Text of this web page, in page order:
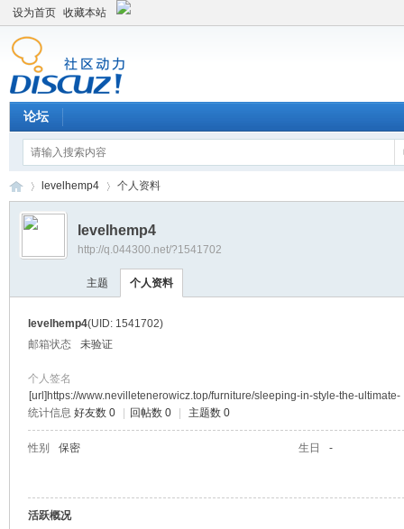
设为首页 收藏本站
论坛
›
levelhemp4 个人资料
levelhemp4
http://q.044300.net/?1541702
主题 个人资料
levelhemp4(UID: 1541702)
邮箱状态
未验证
个人签名
[url]https://www.nevilletenerowicz.top/furniture/sleeping-in-style-the-ultimate-
统计信息 好友数 0 回帖数 0 主题数 0
性别 保密 生日 -
活跃概况